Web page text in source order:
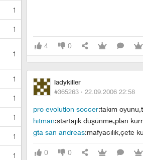
1
1
1
1
1
1
1
1
4 0
ladykiller
#365263 · 22.09.2006 22:58
pro evolution soccer:takım
hitman:startajik düşünme,plan
gta san andreas:mafyacılık,çete
0 0